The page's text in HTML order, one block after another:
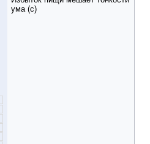
ума (с)